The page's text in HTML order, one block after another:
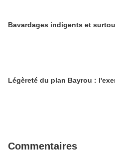
Bavardages indigents et
Légèreté du plan Bayrou :
Commentaires